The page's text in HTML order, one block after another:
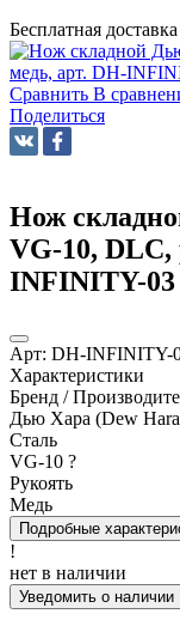
Бесплатная доставка
Сравнить В
Поделиться
Нож
VG-10, DLC,
INFINITY-03
Арт: DH-INFINITY-
Характеристики
Бренд /
Дью Хара (Dew
Сталь
VG-10 ?
Рукоять
Медь
Подробные
!
нет в наличии
Уведомить о наличии